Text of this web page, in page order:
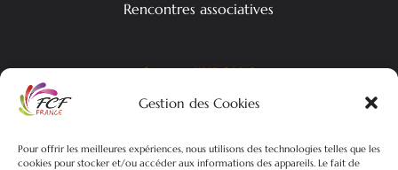
Gestion des Cookies
Pour offrir les meilleures expériences, nous utilisons des technologies telles que les
cookies pour stocker et/ou accéder aux informations des appareils. Le fait de
Les Conférences
Le Sport en Sarthe
Devenir Adhérent